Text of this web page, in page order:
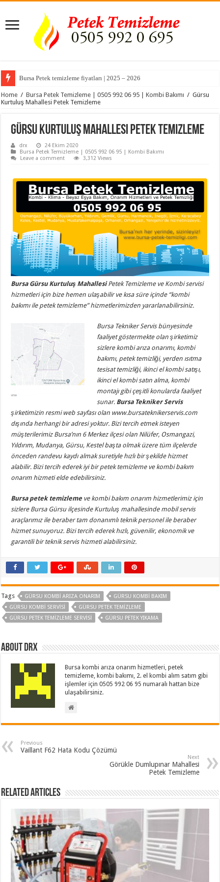
Bursa Petek temizleme fiyatları | 2025 – 2026
Home / Bursa Petek Temizleme | 0505 992 06 95 | Kombi Bakımı / Gürsu
Kurtuluş Mahallesi Petek Temizleme
Gürsu Kurtuluş Mahallesi Petek Temizleme
drx
24 Ekim 2020
Bursa Petek Temizleme | 0505 992 06 95 | Kombi Bakımı
Leave a comment
3,312 Views
Bursa Gürsu Kurtuluş MahallesiPetek Temizleme ve Kombi servisi
hizmetleri için bize hemen ulaşabilir ve kısa süre içinde “kombi
bakımı ile petek temizleme” hizmetlerimizden yararlanabilirsiniz.
Bursa Tekniker Servis bünyesinde
faaliyet göstermekte olan şirketimiz
sizlere kombi arıza onarımı, kombi
bakımı, petek temizliği, yerden ısıtma
tesisat temizliği, ikinci el kombi satışı,
ikinci el kombi satın alma, kombi
montajı gibi çeşitli konularda faaliyet
sunar. Bursa Tekniker Servis
şirketimizin resmi web sayfası olan www.bursateknikerservis.com
dışında herhangi bir adresi yoktur. Bizi tercih etmek isteyen
müşterilerimiz Bursa’nın 6 Merkez ilçesi olan Nilüfer, Osmangazi,
Yıldırım, Mudanya, Gürsu, Kestel başta olmak üzere tüm ilçelerde
önceden randevu kaydı almak suretiyle hızlı bir şekilde hizmet
alabilir. Bizi tercih ederek iyi bir petek temizleme ve kombi bakım
onarım hizmeti elde edebilirsiniz.
Bursa petek temizleme ve kombi bakım onarım hizmetlerimiz için
sizlere Bursa Gürsu ilçesinde Kurtuluş mahallesinde mobil servis
araçlarımız ile beraber tam donanımlı teknik personel ile beraber
hizmet sunuyoruz. Bizi tercih ederek hızlı, güvenilir, ekonomik ve
garantili bir teknik servis hizmeti alabilirsiniz.
Tags GÜRSU KOMBI ARIZA ONARIM
GÜRSU KOMBI BAKIM
GÜRSU KOMBI SERVISI
GÜRSU PETEK TEMIZLEME
GÜRSU PETEK TEMIZLEME SERVISI
GÜRSU PETEK YIKAMA
About drx
Bursa kombi arıza onarım hizmetleri, petek
temizleme, kombi bakımı, 2. el kombi alım satım gibi
işlemler için 0505 992 06 95 numaralı hattan bize
ulaşabilirsiniz.
Previous
Vaillant F62 Hata Kodu Çözümü
Next
Görükle Dumlupınar Mahallesi
Petek Temizleme
Related Articles